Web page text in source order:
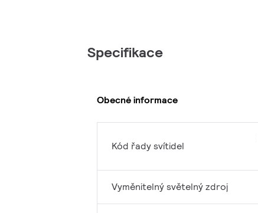
Specifikace
Obecné informace
Kód řady svítidel
Vyměnitelný světelný zdroj